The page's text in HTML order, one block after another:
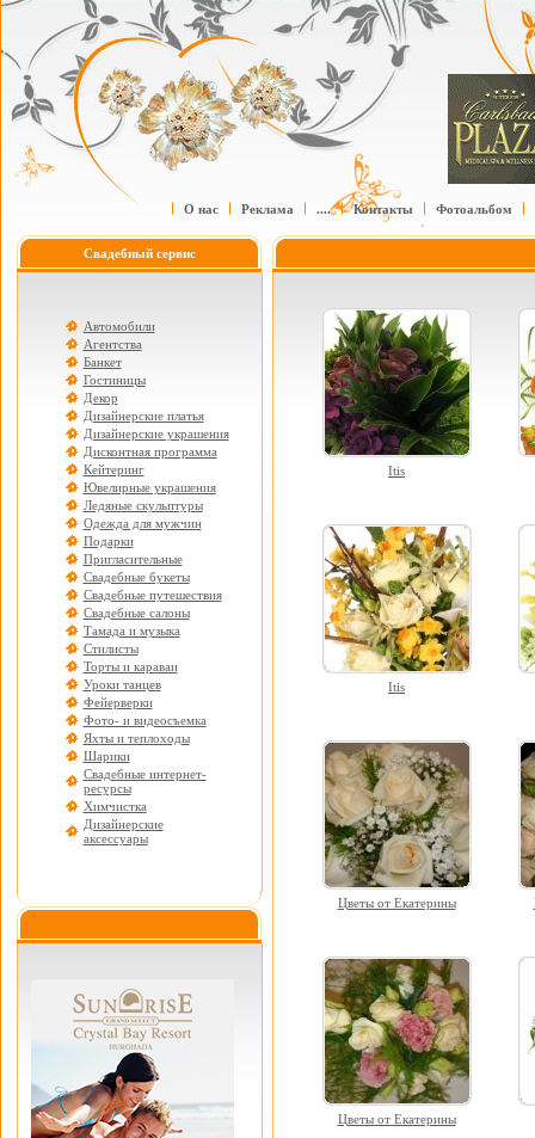
О нас Реклама .... Контакты Фотоальбом
Свадебный сервис
Автомобили
Агентства
Банкет
Гостиницы
Декор
Дизайнерские платья
Дизайнерские украшения
Дисконтная программа
Кейтеринг
Ювелирные украшения
Ледяные скульптуры
Одежда для мужчин
Подарки
Пригласительные
Свадебные букеты
Свадебные путешествия
Свадебные салоны
Тамада и музыка
Стилисты
Торты и караваи
Уроки танцев
Фейерверки
Фото- и видеосъемка
Яхты и теплоходы
Шарики
Свадебные интернет-
ресурсы
Химчистка
Дизайнерские
аксессуары
Itis
Itis
Цветы от Екатерины
Цветы от Екатерины